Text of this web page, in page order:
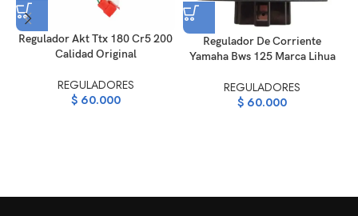
Regulador Akt Ttx 180 Cr5 200
Calidad Original
REGULADORES
$60.000
Regulador De Corriente
Yamaha Bws 125 Marca Lihua
REGULADORES
$ 60.000